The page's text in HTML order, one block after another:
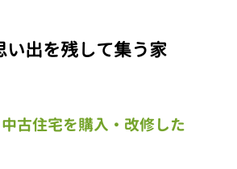
い出を残して集う家
古住宅を購入・改修した